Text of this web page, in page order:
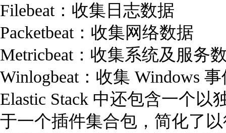
Filebeat：收集日志数据
Packetbeat：收集网络数据
Metricbeat：收集系统及服务
Winlogbeat：收集 Windows 事
Elastic Stack 中还包含一个
于一个插件集合包，简化了